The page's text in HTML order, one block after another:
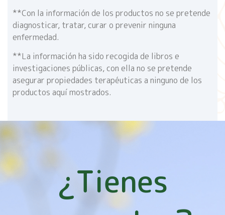
**Con la información de los productos no se pretende
diagnosticar, tratar, curar o prevenir ninguna
enfermedad.
**La información ha sido recogida de libros e
investigaciones públicas, con ella no se pretende
asegurar propiedades terapéuticas a ninguno de los
productos aquí mostrados.
¿Tienes